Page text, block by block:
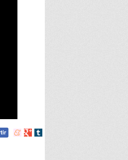
Compartir
Compartir
Compartir